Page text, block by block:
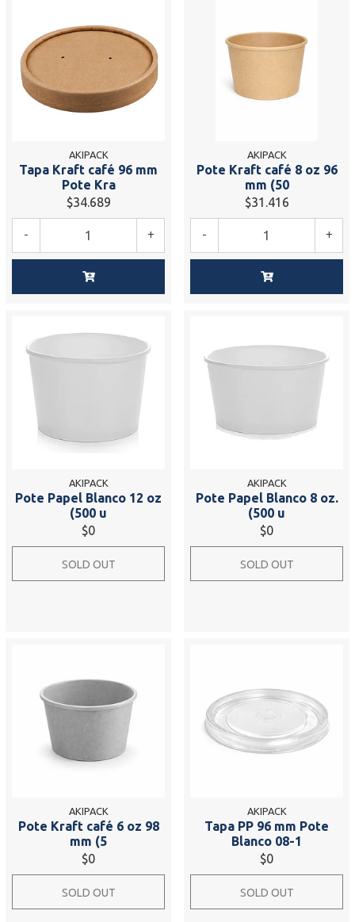
AKIPACK
Tapa Kraft café 96 mm
Pote Kra
$34.689
+
-
AKIPACK
Pote Kraft café 8 oz 96
mm (50
$31.416
+
-
AKIPACK
Pote Papel Blanco 12 oz
(500 u
$0
SOLD OUT
AKIPACK
Pote Papel Blanco 8 oz.
(500 u
$0
SOLD OUT
AKIPACK
Pote Kraft café 6 oz 98
mm (5
$0
SOLD OUT
AKIPACK
Tapa PP 96 mm Pote
Blanco 08-1
$0
SOLD OUT